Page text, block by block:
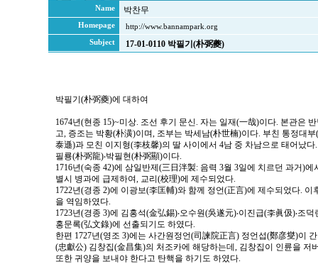
Name 박찬무
Homepage
http://www.bannampark.org
Subject
17-01-0110 박필기(朴弼夔)
박필기(朴弼夔)에 대하여
1674년(현종 15)~미상. 조선 후기 문신. 자는 일재(一哉)이다. 본관은
고, 증조는 박황(朴潢)이며, 조부는 박세남(朴世楠)이다. 부친 통정대
泰遜)과 모친 이지형(李枝馨)의 딸 사이에서 4남 중 차남으로 태어났
필룡(朴弼龍)‧박필현(朴弼顯)이다.
1716년(숙종 42)에 삼일반제(三日泮製: 음력 3월 3일에 치르던 과거)
별시 병과에 급제하여, 교리(校理)에 제수되었다.
1722년(경종 2)에 이광보(李匡輔)와 함께 정언(正言)에 제수되었다. 이
을 역임하였다.
1723년(경종 3)에 김홍석(金弘錫)‧오수원(吳遂元)‧이진급(李眞伋)‧조
홍문록(弘文錄)에 선출되기도 하였다.
한편 1727년(영조 3)에는 사간원정언(司諫院正言) 정언섭(鄭彦燮)이
(忠獻公) 김창집(金昌集)의 처조카에 해당하는데, 김창집이 인륜을 저
또한 귀양을 보내야 한다고 탄핵을 하기도 하였다.